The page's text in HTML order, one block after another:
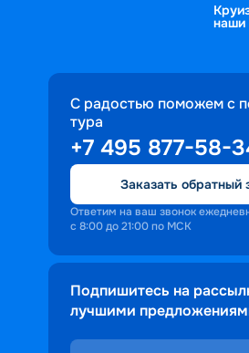
наши
С радостью поможем с
тура
+7 495 877-58-
Заказать обратный
Ответим на ваш звонок
с 8:00 до 21:00 по МСК
Подпишитесь на
лучшими